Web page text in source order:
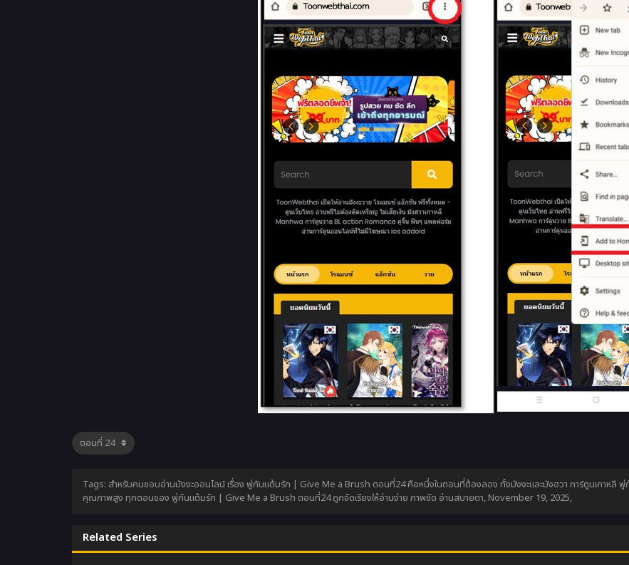
Tags: สำหรับคนชอบอ่านมังงะออนไลน์ เรื่อง พู่กันแต้มรัก | Give Me a Brush ตอนที่24 คือหนึ่งในตอนที่ต้องลอง ทั้งมังงะและมังฮวา การ์ตูนเกาห
คุณภาพสูง ทุกตอนของ พู่กันแต้มรัก | Give Me a Brush ตอนที่24 ถูกจัดเรียงให้อ่านง่าย ภาพชัด อ่านสบายตา, November 19, 2025,
Related Series